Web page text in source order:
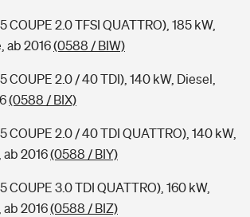
COUPE 2.0 TFSI QUATTRO), 185 kW,
ab 2016(0588 / BIW)
COUPE 2.0 / 40 TDI), 140 kW, Diesel,
(0588 / BIX)
COUPE 2.0 / 40 TDI QUATTRO), 140 kW,
ab 2016(0588 / BIY)
COUPE 3.0 TDI QUATTRO), 160 kW,
ab 2016(0588 / BIZ)